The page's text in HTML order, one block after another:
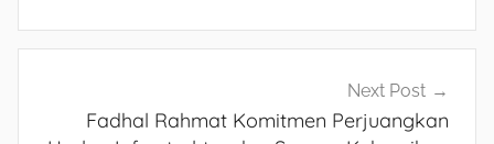
Next Post
Fadhal Rahmat Komitmen Perjuangkan